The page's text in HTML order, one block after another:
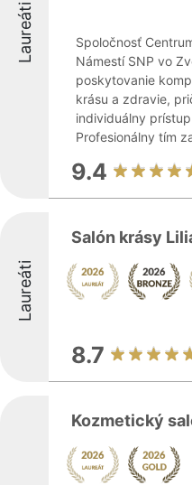
Laureáti
Spoločnosť
Námestí SNP vo
poskytovanie
krásu a zdravie,
individuálny
Profesionálny tím
9.4
Laureáti
Salón krásy
8.7
Kozmetický